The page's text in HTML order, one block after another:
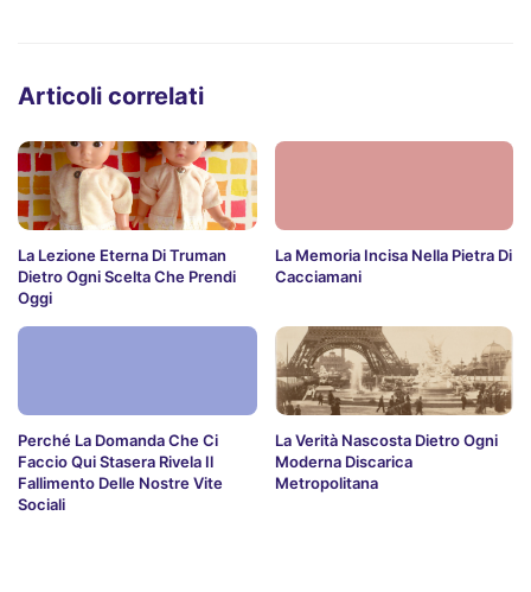
Articoli correlati
La Lezione Eterna Di Truman
Dietro Ogni Scelta Che Prendi
Oggi
La Memoria Incisa Nella Pietra Di
Cacciamani
Perché La Domanda Che Ci
Faccio Qui Stasera Rivela Il
Fallimento Delle Nostre Vite
Sociali
La Verità Nascosta Dietro Ogni
Moderna Discarica
Metropolitana